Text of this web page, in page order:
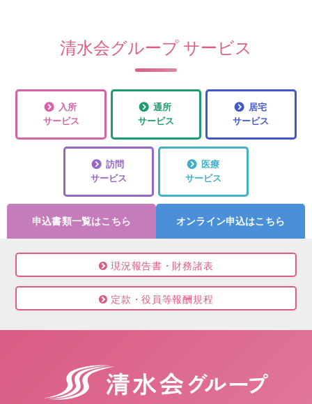
申込書類一覧はこちら オンライン申込はこちら
清水会グループ サービス
入所
サービス
通所
サービス
居宅
サービス
訪問
サービス
医療
サービス
現況報告書・財務諸表
定款・役員等報酬規程